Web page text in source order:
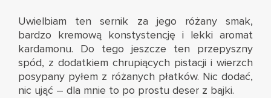
Uwielbiam ten sernik za jego różany smak,
bardzo kremową konstystencję i lekki aromat
kardamonu. Do tego jeszcze ten przepyszny
spód, z dodatkiem chrupiących pistacji i wierzch
posypany pyłem z różanych płatków. Nic dodać,
nic ująć – dla mnie to po prostu deser z bajki.